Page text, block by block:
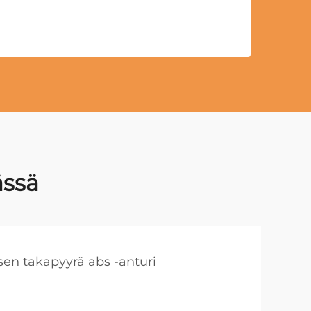
takapyyrä abs -anturi